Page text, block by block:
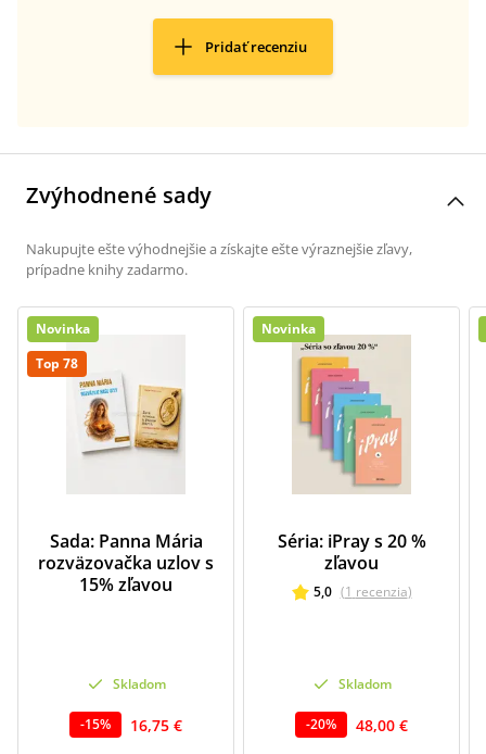
Pridať recenziu
Zvýhodnené sady
Nakupujte ešte výhodnejšie a získajte ešte výraznejšie zľavy,
prípadne knihy zadarmo.
Novinka
Top 78
Sada: Panna Mária
rozväzovačka uzlov s
15% zľavou
Skladom
-15% 16,75 €
Novinka
Séria: iPray s 20 %
zľavou
5,0 (1 recenzia)
Skladom
-20% 48,00 €